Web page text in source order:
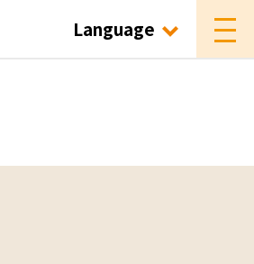
Language